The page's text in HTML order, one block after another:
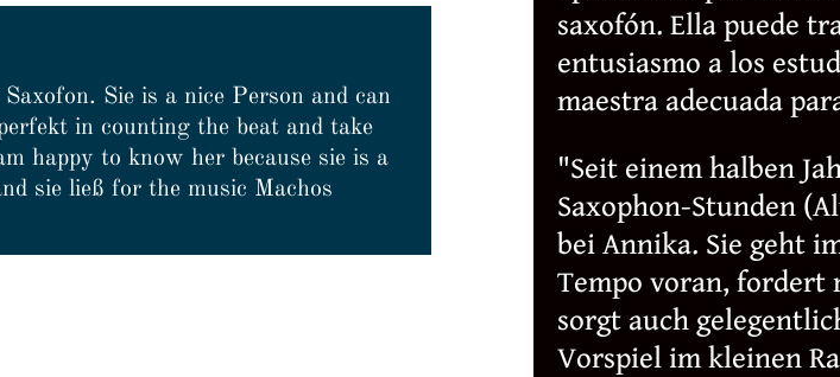
saxofón. Ella puede
entusiasmo a los
maestra adecuada
"Seit einem halben
Saxophon-Stunden
bei Annika. Sie geht
Tempo voran, fordert
sorgt auch
Vorspiel im kleinen
Sie is a nice Person and can
in counting the beat and take
happy to know her because sie is a
sie ließ for the music Machos